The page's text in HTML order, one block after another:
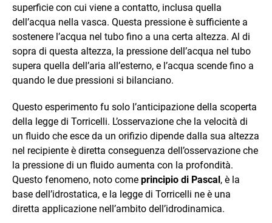
superficie con cui viene a contatto, inclusa quella
dell’acqua nella vasca. Questa pressione è sufficiente a
sostenere l’acqua nel tubo fino a una certa altezza. Al di
sopra di questa altezza, la pressione dell’acqua nel tubo
supera quella dell’aria all’esterno, e l’acqua scende fino a
quando le due pressioni si bilanciano.
Questo esperimento fu solo l’anticipazione della scoperta
della legge di Torricelli. L’osservazione che la velocità di
un fluido che esce da un orifizio dipende dalla sua altezza
nel recipiente è diretta conseguenza dell’osservazione che
la pressione di un fluido aumenta con la profondità.
Questo fenomeno, noto come principio di Pascal , è la
base dell’idrostatica, e la legge di Torricelli ne è una
diretta applicazione nell’ambito dell’idrodinamica.